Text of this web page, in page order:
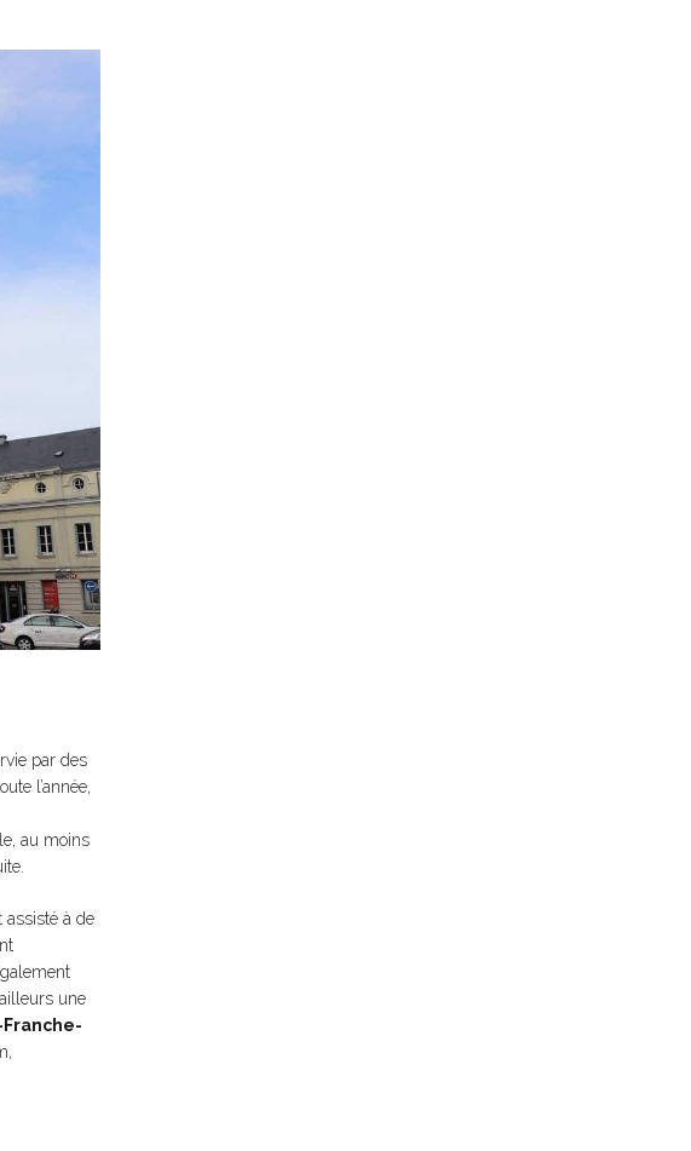
par des
l’année,
au moins
assisté à de
une